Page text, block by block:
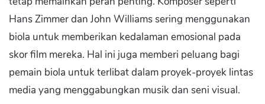
Hans Zimmer dan John Williams sering menggunakan
biola untuk memberikan kedalaman emosional pada
skor film mereka. Hal ini juga memberi peluang bagi
pemain biola untuk terlibat dalam proyek-proyek lintas
media yang menggabungkan musik dan seni visual.